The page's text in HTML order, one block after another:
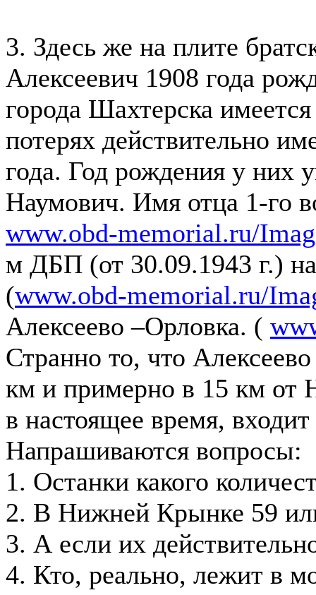
3. Здесь же на плите
Алексеевич 1908 года
города Шахтерска
потерях действительно
года. Год рождения у них
Наумович. Имя отца 1-го
www.obd-memorial.ru/
м ДБП (от 30.09.1943 г.)
(www.obd-memorial.ru/
Алексеево –Орловка. (
Странно то, что
км и примерно в 15 км от
в настоящее время,
Напрашиваются вопросы:
1. Останки какого
2. В Нижней Крынке 59
3. А если их
4. Кто, реально, лежит в